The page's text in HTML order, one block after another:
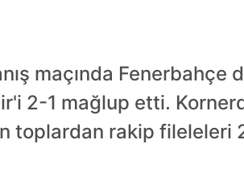
maçında Fenerbahçe
2-1 mağlup etti.
toplardan rakip fileleleri